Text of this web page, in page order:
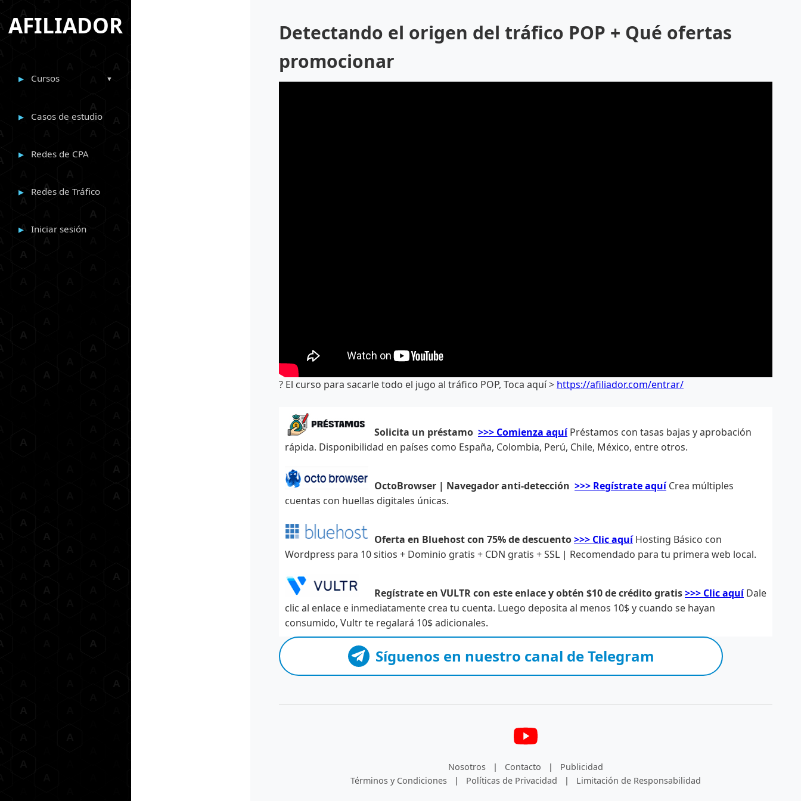
AFILIADOR
Cursos
Casos de estudio
Redes de CPA
Redes de Tráfico
Iniciar sesión
Detectando el origen del tráfico POP + Qué ofertas
promocionar
? El curso para sacarle todo el jugo al tráfico POP, Toca aquí > https://afiliador.com/entrar/
Solicita un préstamo >>> Comienza aquíPréstamos con tasas bajas y aprobación
rápida. Disponibilidad en países como España, Colombia, Perú, Chile, México, entre otros.
OctoBrowser | Navegador anti-detección >>> Regístrate aquíCrea múltiples
cuentas con huellas digitales únicas.
Oferta en Bluehost con 75% de descuento>>> Clic aquíHosting Básico con
Wordpress para 10 sitios + Dominio gratis + CDN gratis + SSL | Recomendado para tu primera web local.
Regístrate en VULTR con este enlace y obtén $10 de crédito gratis>>> Clic aquíDale
clic al enlace e inmediatamente crea tu cuenta. Luego deposita al menos 10$ y cuando se hayan
consumido, Vultr te regalará 10$ adicionales.
Síguenos en nuestro canal de Telegram
Nosotros | Contacto |
Publicidad
Términos y Condiciones
| Políticas de Privacidad | Limitación de Responsabilidad